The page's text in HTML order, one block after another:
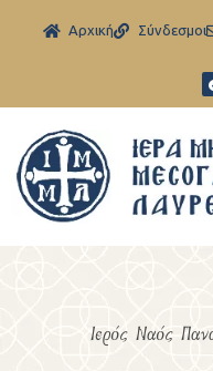
Aρχική Σύνδεσμοι
Ιερός Ναός